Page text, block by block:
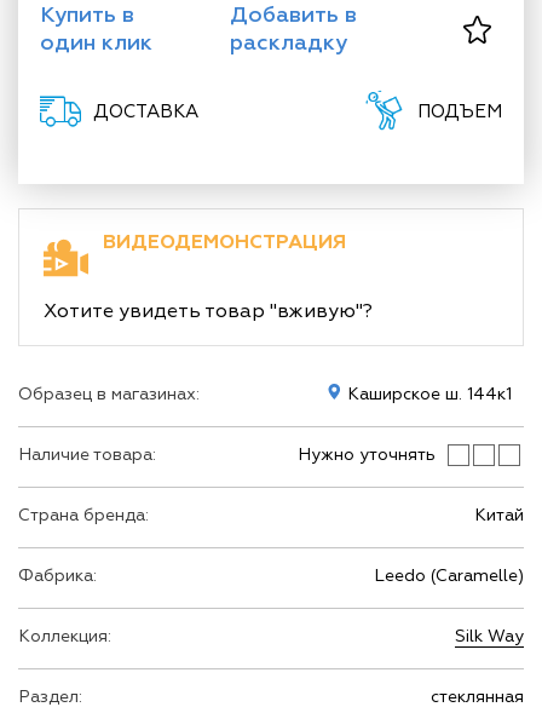
ВИДЕОДЕМОНСТРАЦИЯ
Хотите увидеть товар "вживую"?
Образец в магазинах: Каширское ш. 144к1
Наличие товара: Нужно уточнять
Страна бренда: Китай
Фабрика: Leedo (Caramelle)
Коллекция: Silk Way
Раздел: стеклянная
Купить в
один клик
Добавить в
раскладку
ДОСТАВКА ПОДЪЕМ